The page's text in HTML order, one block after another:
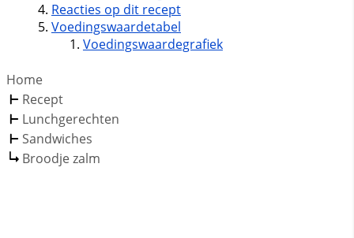
Reacties op dit recept
Voedingswaardetabel
Voedingswaardegrafiek
Home
Recept
Lunchgerechten
Sandwiches
Broodje zalm